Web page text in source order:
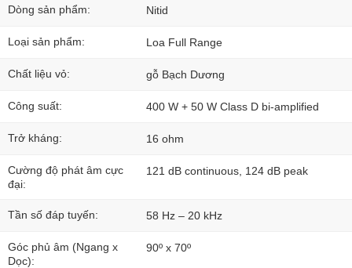
Dòng sản phẩm: Nitid
Loại sản phẩm: Loa Full Range
Chất liệu vỏ: gỗ Bạch Dương
Công suất: 400 W + 50 W Class D bi-amplified
Trở kháng: 16 ohm
Cường độ phát âm cực
đại:
121 dB continuous, 124 dB peak
Tần số đáp tuyến: 58 Hz – 20 kHz
Góc phủ âm (Ngang x
Dọc):
90º x 70º